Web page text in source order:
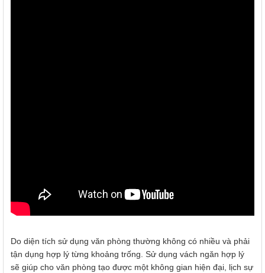
Do diện tích sử dụng văn phòng thường không có nhiều và phải
tận dụng hợp lý từng khoảng trống. Sử dụng vách ngăn hợp lý
sẽ giúp cho văn phòng tạo được một không gian hiện đại, lịch sự